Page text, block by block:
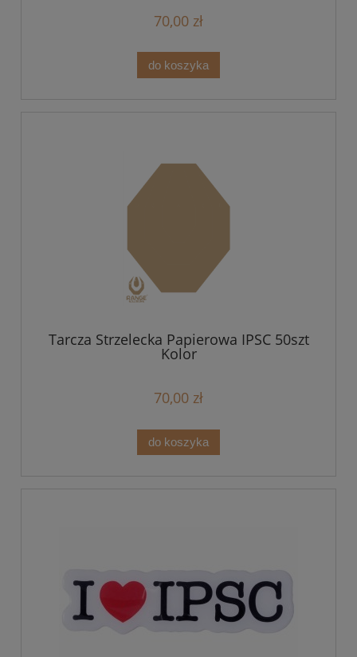
70,00 zł
do koszyka
Tarcza Strzelecka Papierowa IPSC 50szt
Kolor
70,00 zł
do koszyka